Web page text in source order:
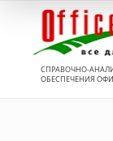
СПРАВОЧНО-
ОБЕСПЕЧЕНИЯ